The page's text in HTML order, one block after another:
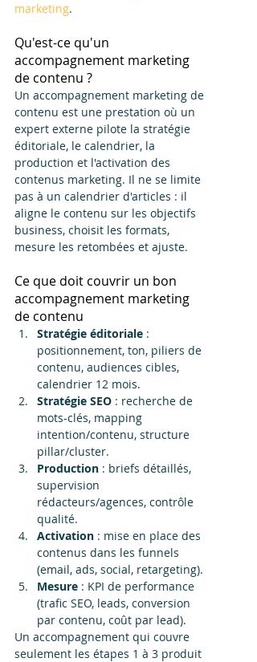
marketing.
Qu'est-ce qu'un
accompagnement marketing
de contenu ?
Un accompagnement marketing de
contenu est une prestation où un
expert externe pilote la stratégie
éditoriale, le calendrier, la
production et l'activation des
contenus marketing. Il ne se limite
pas à un calendrier d'articles : il
aligne le contenu sur les objectifs
business, choisit les formats,
mesure les retombées et ajuste.
Ce que doit couvrir un bon
accompagnement marketing
de contenu
Stratégie éditoriale :
positionnement, ton, piliers de
contenu, audiences cibles,
calendrier 12 mois.
Stratégie SEO : recherche de
mots-clés, mapping
intention/contenu, structure
pillar/cluster.
Production : briefs détaillés,
supervision
rédacteurs/agences, contrôle
qualité.
Activation : mise en place des
contenus dans les funnels
(email, ads, social, retargeting).
Mesure : KPI de performance
(trafic SEO, leads, conversion
par contenu, coût par lead).
Un accompagnement qui couvre
seulement les étapes 1 à 3 produit